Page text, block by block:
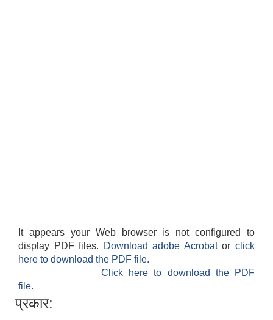
It appears your Web browser is not configured to
display PDF files.
Download adobe Acrobatorclick
here to download the PDF file.
Click here to download the PDF
file.
प्रकार: